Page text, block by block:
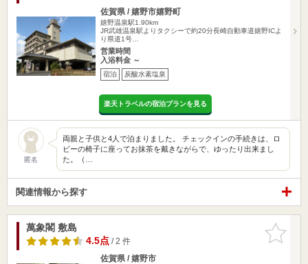
佐賀県 / 嬉野市嬉野町
嬉野温泉駅1.90km
JR武雄温泉駅よりタクシーで約20分長崎自動車道嬉野ICよ
り県道1号…
営業時間
入浴料金 ～
宿泊 炭酸水素塩泉
楽天トラベルの宿泊プランを見る
匿名
両親と子供と4人で泊まりました。 チェックインの手続きは、ロ
ビーの椅子に座ってお抹茶を戴きながらで、ゆったり出来まし
た。（…
関連情報から探す
お気に入
りに追加
萬象閣 敷島
4.5点/ 2 件
佐賀県 / 嬉野市